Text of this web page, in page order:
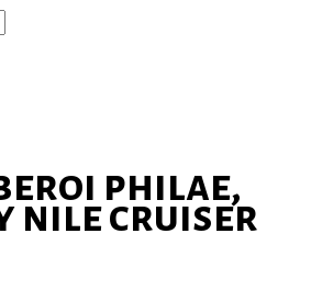
philae,
nile cruiser